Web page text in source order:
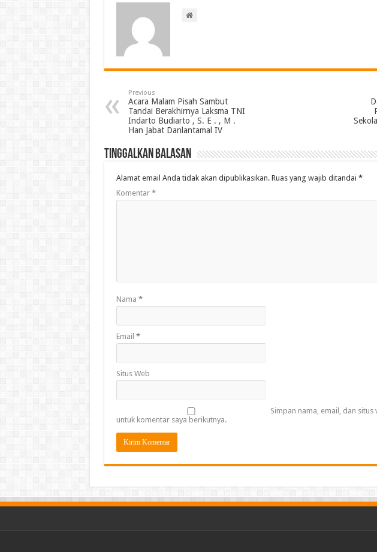
Previous
Acara Malam Pisah Sambut
Tandai Berakhirnya Laksma TNI
Indarto Budiarto , S. E . , M .
Han Jabat Danlantamal IV
Tinggalkan Balasan
Alamat email Anda tidak akan dipublikasikan. Ruas yang wajib ditandai *
Komentar *
Nama *
Email *
Situs Web
Simpan nama, email, dan
untuk komentar saya berikutnya.